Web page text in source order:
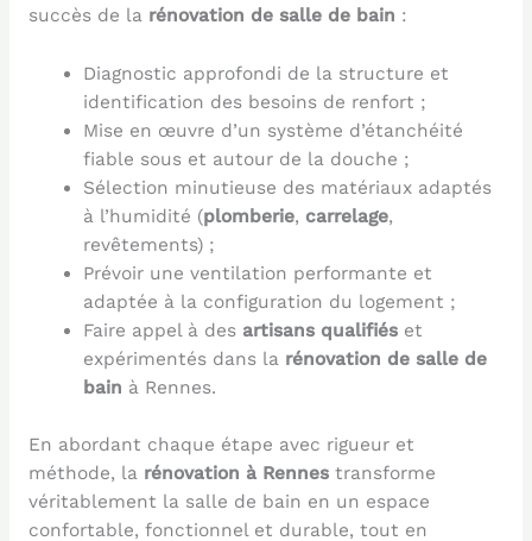
succès de la rénovation de salle de bain :
Diagnostic approfondi de la structure et
identification des besoins de renfort ;
Mise en œuvre d’un système d’étanchéité
fiable sous et autour de la douche ;
Sélection minutieuse des matériaux adaptés
à l’humidité (plomberie, carrelage,
revêtements) ;
Prévoir une ventilation performante et
adaptée à la configuration du logement ;
Faire appel à des artisans qualifiés et
expérimentés dans la rénovation de salle de
bain à Rennes.
En abordant chaque étape avec rigueur et
méthode, la rénovation à Rennestransforme
véritablement la salle de bain en un espace
confortable, fonctionnel et durable, tout en